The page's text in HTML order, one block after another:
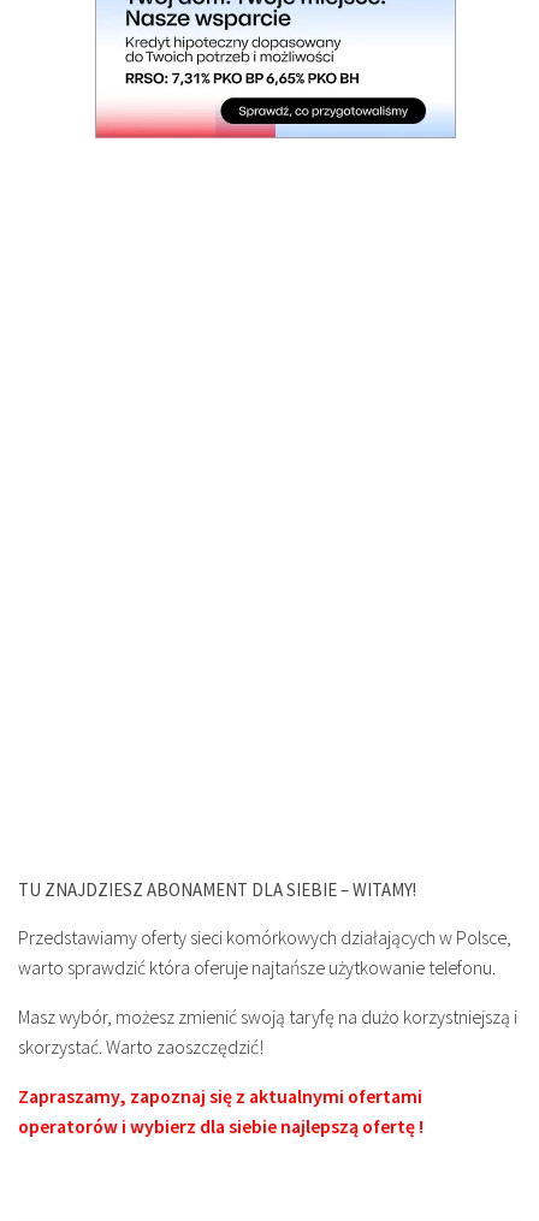
TU ZNAJDZIESZ ABONAMENT DLA SIEBIE – WITAMY!
Przedstawiamy oferty sieci komórkowych działających w Polsce,
warto sprawdzić która oferuje najtańsze użytkowanie telefonu.
Masz wybór, możesz zmienić swoją taryfę na dużo korzystniejszą i
skorzystać. Warto zaoszczędzić!
Zapraszamy, zapoznaj się z aktualnymi ofertami
operatorów i wybierz dla siebie najlepszą ofertę !